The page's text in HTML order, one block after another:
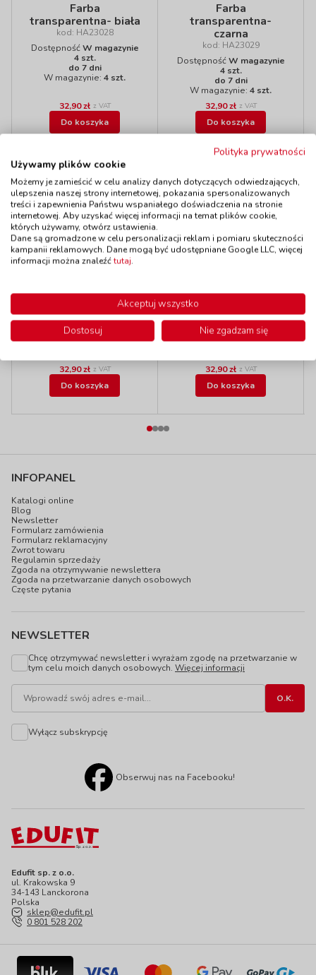
Farba
transparentna- biała
kod: HA23028
DostępnośćW magazynie
4 szt.
do 7 dni
W magazynie:4 szt.
32,90 zł z VAT
Do koszyka
Farba
transparentna-
czarna
kod: HA23029
DostępnośćW magazynie
4 szt.
do 7 dni
W magazynie:4 szt.
32,90 zł z VAT
Do koszyka
Polecamy
Wyprzedaż!
kod: HA23028
4 szt.
do 7 dni
W magazynie:4 szt.
32,90 zł z VAT
Do koszyka
Wyprzedaż!
różowa
DostępnośćW magazynie
1 szt.
do 7 dni
32,90 zł z VAT
Do koszyka
Edufit sp. z o.o.
ul. Krakowska 9
34-143 Lanckorona
Polska
sklep@edufit.pl
0 801 528 202
INFOPANEL
Katalogi online
Blog
Newsletter
Formularz zamówienia
Formularz reklamacyjny
Zwrot towaru
Regulamin sprzedaży
Zgoda na otrzymywanie newslettera
Zgoda na przetwarzanie danych osobowych
Częste pytania
NEWSLETTER
Chcę otrzymywać newsletter i wyrażam zgodę na przetwarzanie w
tym celu moich danych osobowych. Więcej informacji
Wyłącz subskrypcję
Obserwuj nas na Facebooku!
Polityka prywatności
Używamy plików cookie
Możemy je zamieścić w celu analizy danych dotyczących odwiedzających,
ulepszenia naszej strony internetowej, pokazania spersonalizowanych
treści i zapewnienia Państwu wspaniałego doświadczenia na stronie
internetowej. Aby uzyskać więcej informacji na temat plików cookie,
których używamy, otwórz ustawienia.
Dane są gromadzone w celu personalizacji reklam i pomiaru skuteczności
kampanii reklamowych. Dane mogą być udostępniane Google LLC, więcej
informacji można znaleźćtutaj.
Akceptuj wszystko
Dostosuj
Nie zgadzam się